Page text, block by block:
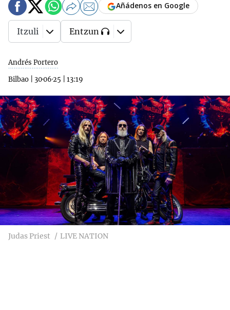
Andrés Portero
Bilbao
30·06·25 13:19
Añádenos en Google
Itzuli Entzun
Judas Priest LIVE NATION